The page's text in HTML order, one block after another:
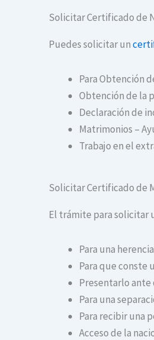
Solicitar Certificado de
Puedes solicitar un
Para Obtención
Obtención de la
Declaración de
Matrimonios –
Trabajo en el
Solicitar Certificado de
El trámite para solicitar
Para una herencia
Para que conste
Presentarlo ante
Para una
Para recibir una
Acceso de la